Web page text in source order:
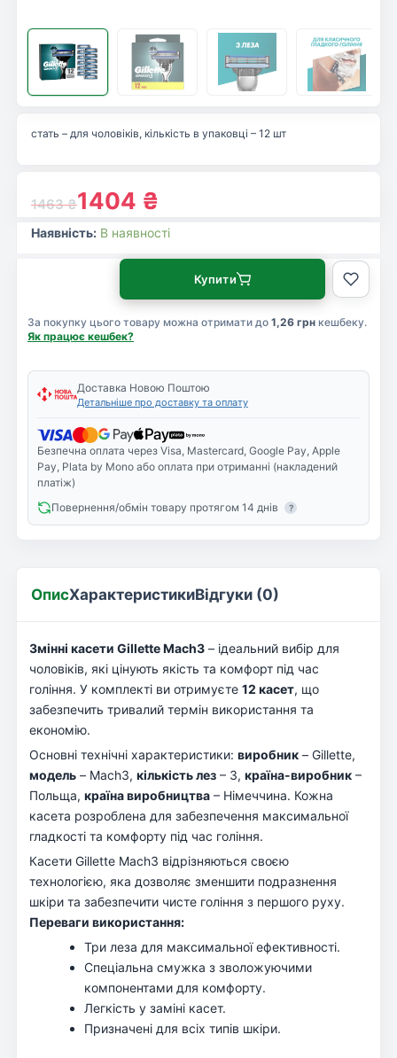
1463₴1404 ₴
стать – для чоловіків, кількість в упаковці – 12 шт
Наявність: В наявності
За покупку цього товару можна отримати до 1,26 грн кешбеку.
Як працює кешбек?
Купити
Доставка Новою Поштою
Детальніше про доставку та оплату
Безпечна оплата через Visa, Mastercard, Google Pay, Apple
Pay, Plata by Mono або оплата при отриманні (накладений
платіж)
Повернення/обмін товару протягом 14 днів
?
ОписХарактеристикиВідгуки (0)
Змінні касети Gillette Mach3 – ідеальний вибір для
чоловіків, які цінують якість та комфорт під час
гоління. У комплекті ви отримуєте 12 касет, що
забезпечить тривалий термін використання та
економію.
Основні технічні характеристики: виробник – Gillette,
модель – Mach3, кількість лез – 3, країна-виробник –
Польща, країна виробництва – Німеччина. Кожна
касета розроблена для забезпечення максимальної
гладкості та комфорту під час гоління.
Касети Gillette Mach3 відрізняються своєю
технологією, яка дозволяє зменшити подразнення
шкіри та забезпечити чисте гоління з першого руху.
Переваги використання:
Три леза для максимальної ефективності.
Спеціальна смужка з зволожуючими
компонентами для комфорту.
Легкість у заміні касет.
Призначені для всіх типів шкіри.